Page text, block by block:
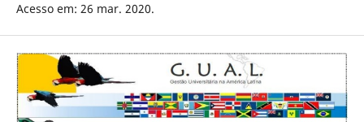
Acesso em: 26 mar. 2020.